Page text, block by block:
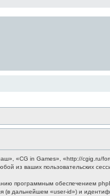
«CG in Games», «http://cgig.ru/
из ваших пользовательских
программным обеспечением
дальнейшем «user-id») и